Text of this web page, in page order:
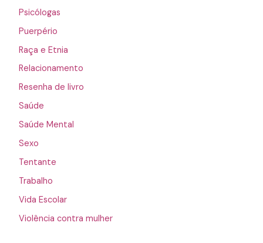
Psicólogas
Puerpério
Raça e Etnia
Relacionamento
Resenha de livro
Saúde
Saúde Mental
Sexo
Tentante
Trabalho
Vida Escolar
Violência contra mulher